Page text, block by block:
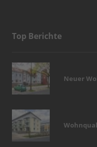
Top Berichte
Neuer